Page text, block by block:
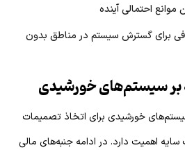
موانع احتمالی آینده
برای گسترش سیستم در مناطق بدون
بر سیستم‌های خورشیدی
خورشیدی برای اتخاذ تصمیمات
اهمیت دارد. در ادامه جنبه‌های مالی